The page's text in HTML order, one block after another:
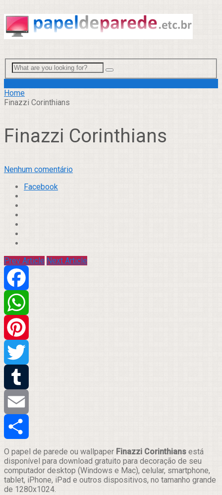
Home
Finazzi Corinthians
Finazzi Corinthians
Nenhum comentário
Facebook
Prev Article Next Article
Facebook
WhatsApp
Pinterest
Twitter
Tumblr
Email
Compartilhar
O papel de parede ou wallpaper Finazzi Corinthians está
disponível para download gratuito para decoração de seu
computador desktop (Windows e Mac), celular, smartphone,
tablet, iPhone, iPad e outros dispositivos, no tamanho grande
de 1280x1024.